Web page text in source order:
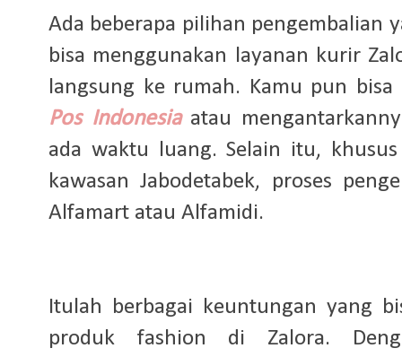
Ada beberapa pilihan pengembalian
bisa menggunakan layanan kurir
langsung ke rumah. Kamu pun
Pos Indonesiaatau
ada waktu luang. Selain itu,
kawasan Jabodetabek, proses
Alfamart atau Alfamidi.
Itulah berbagai keuntungan yang
produk fashion di Zalora.